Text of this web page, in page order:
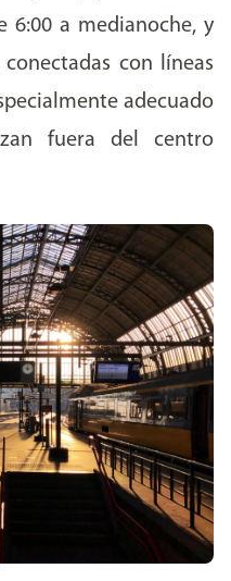
6:00 a medianoche, y
con líneas
adecuado
fuera del centro